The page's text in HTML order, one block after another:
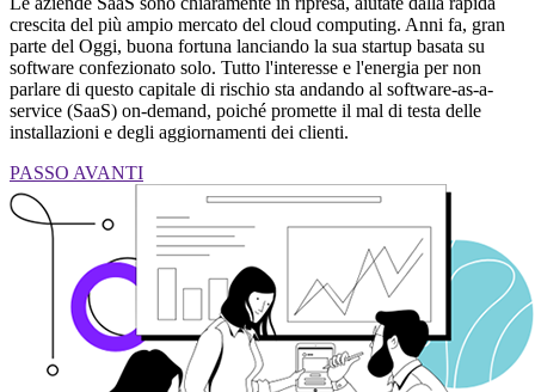
crescita del più ampio mercato del cloud computing. Anni fa, gran
parte del Oggi, buona fortuna lanciando la sua startup basata su
software confezionato solo. Tutto l'interesse e l'energia per non
parlare di questo capitale di rischio sta andando al software-as-a-
service (SaaS) on-demand, poiché promette il mal di testa delle
installazioni e degli aggiornamenti dei clienti.
PASSO AVANTI